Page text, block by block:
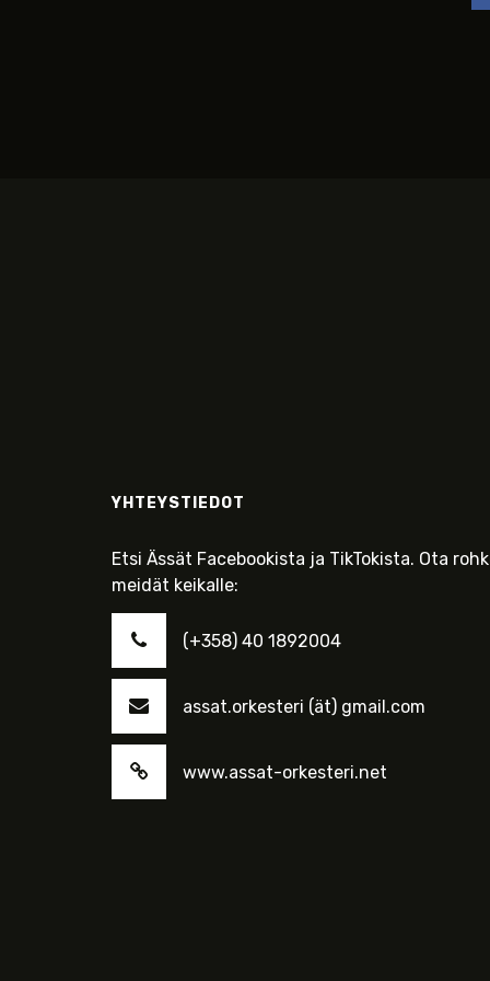
YHTEYSTIEDOT
Etsi Ässät Facebookista ja TikTokista. Ota
meidät keikalle:
(+358) 40 1892004
assat.orkesteri (ät) gmail.com
www.assat-orkesteri.net